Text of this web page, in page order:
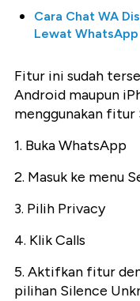
Cara Chat WA
Lewat WhatsApp
Fitur ini sudah
Android maupun
menggunakan fitur
1. Buka WhatsApp
2. Masuk ke menu
3. Pilih Privacy
4. Klik Calls
5. Aktifkan fitur
pilihan Silence